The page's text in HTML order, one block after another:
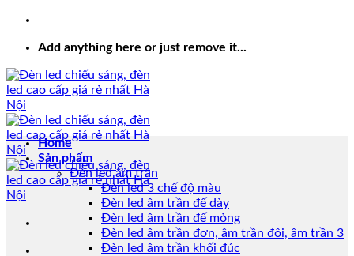
Add anything here or just remove it...
Home
Sản phẩm
Đèn led âm trần
Đèn led 3 chế độ màu
Đèn led âm trần đế dày
Đèn led âm trần đế mỏng
Đèn led âm trần đơn, âm trần đôi, âm trần 3
Đèn led âm trần khối đúc